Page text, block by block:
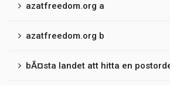
azatfreedom.org a
azatfreedom.org b
bÃ¤sta landet att hitta en